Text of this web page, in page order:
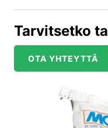
Tarvitsetko
OTA YHTEYTTÄ